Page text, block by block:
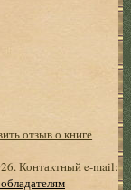
отзыв о книге
Контактный e-mail: